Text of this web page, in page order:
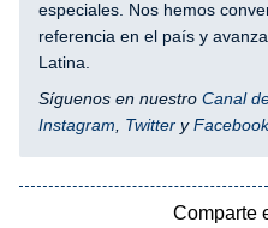
especiales. Nos hemos
referencia en el país y
Latina.
Síguenos en nuestro Canal
Instagram
Twitter yFacebook
Comparte